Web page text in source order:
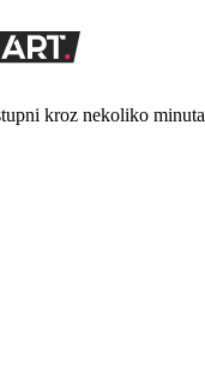
kroz nekoliko minuta